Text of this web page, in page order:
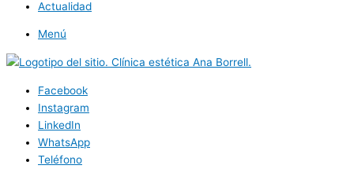
Actualidad
Menú
Facebook
Instagram
LinkedIn
WhatsApp
Teléfono